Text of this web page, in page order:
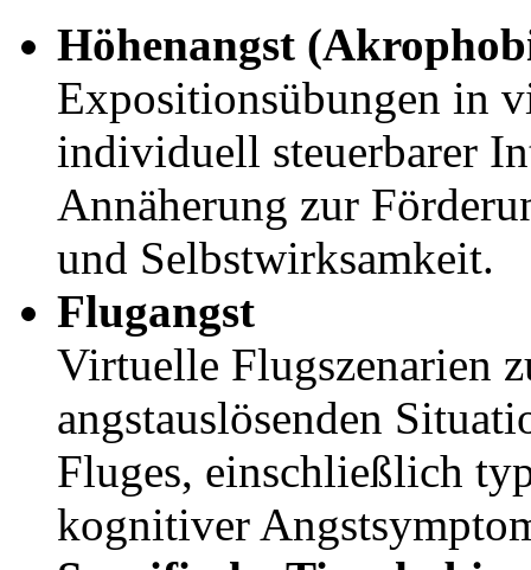
Höhenangst
Expositionsübungen in
individuell steuerbarer
Annäherung zur
und Selbstwirksamkeit.
Flugangst
Virtuelle Flugszenarien
angstauslösenden
Fluges, einschließlich
kognitiver